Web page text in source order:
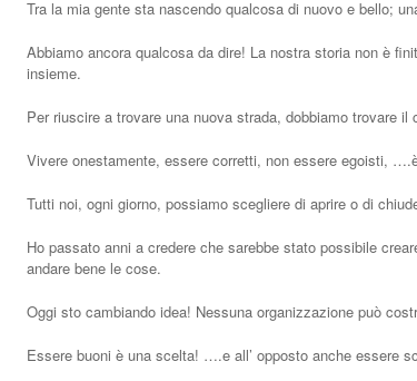
Tra la mia gente sta nascendo qualcosa di nuovo e bello;
Abbiamo ancora qualcosa da dire! La nostra storia non è
insieme.
Per riuscire a trovare una nuova strada, dobbiamo trovare
Vivere onestamente, essere corretti, non essere egoisti,
Tutti noi, ogni giorno, possiamo scegliere di aprire o di
Ho passato anni a credere che sarebbe stato possibile
andare bene le cose.
Oggi sto cambiando idea! Nessuna organizzazione può
Essere buoni è una scelta! ….e all’ opposto anche essere